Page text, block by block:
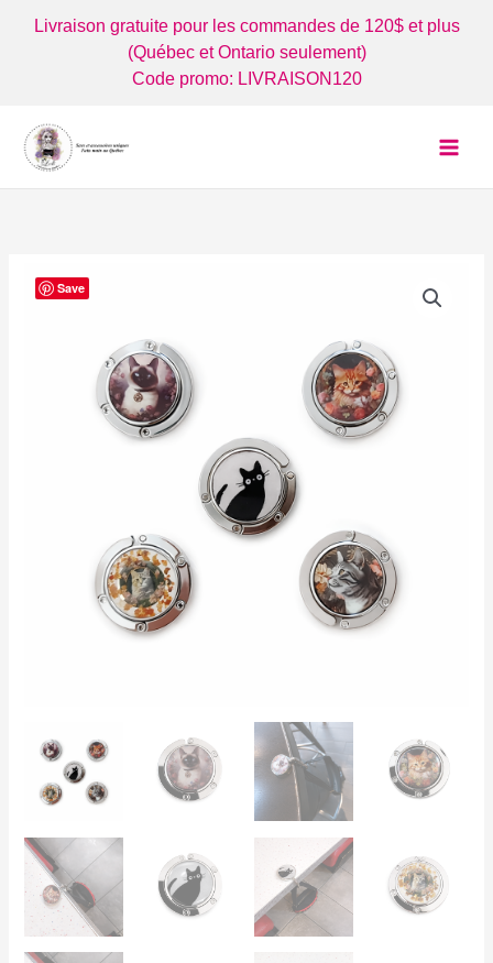
Livraison gratuite pour les commandes de 120$ et plus
(Québec et Ontario seulement)
Code promo: LIVRAISON120
Save